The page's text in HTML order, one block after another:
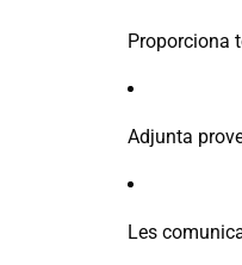
Proporciona
Adjunta
Les